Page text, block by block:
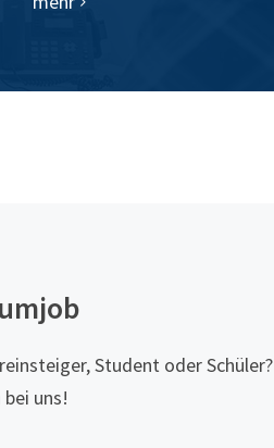
Student oder Schüler?
uns!